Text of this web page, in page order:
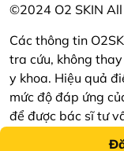
©2024 O2 SKIN
Các thông tin
tra cứu, không
y khoa. Hiệu quả
mức độ đáp ứng
để được bác sĩ tư